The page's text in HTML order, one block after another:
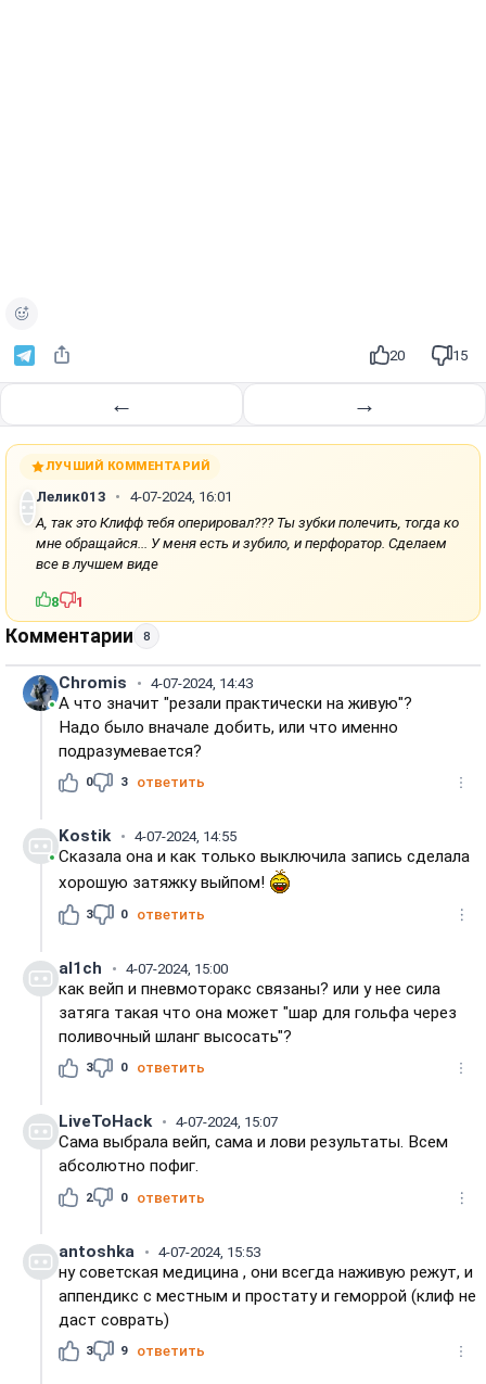
20 15
← →
ЛУЧШИЙ КОММЕНТАРИЙ
Лелик013
4-07-2024, 16:01
А, так это Клифф тебя оперировал??? Ты зубки полечить, тогда ко
мне обращайся... У меня есть и зубило, и перфоратор. Сделаем
все в лучшем виде
8 1
Комментарии 8
Chromis 4-07-2024, 14:43
А что значит "резали практически на живую"?
Надо было вначале добить, или что именно
подразумевается?
0 3 ответить
Kostik 4-07-2024, 14:55
Сказала она и как только выключила запись сделала
хорошую затяжку выйпом!
3 0 ответить
al1ch 4-07-2024, 15:00
как вейп и пневмоторакс связаны? или у нее сила
затяга такая что она может "шар для гольфа через
поливочный шланг высосать"?
3 0 ответить
LiveToHack 4-07-2024, 15:07
Сама выбрала вейп, сама и лови результаты. Всем
абсолютно пофиг.
2 0 ответить
antoshka 4-07-2024, 15:53
ну советская медицина , они всегда наживую режут, и
аппендикс с местным и простату и геморрой (клиф не
даст соврать)
3 9 ответить